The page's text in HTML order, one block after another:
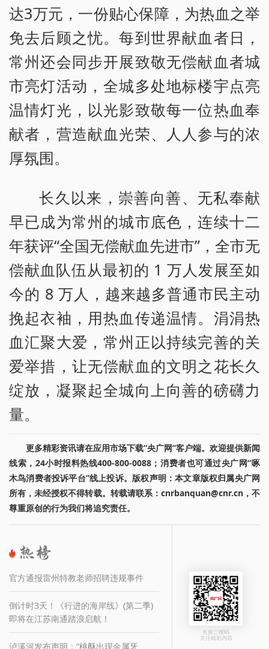
达3万元，一份贴心保障，为热血之举
免去后顾之忧。每到世界献血者日，
常州还会同步开展致敬无偿献血者城
市亮灯活动，全城多处地标楼宇点亮
温情灯光，以光影致敬每一位热血奉
献者，营造献血光荣、人人参与的浓
厚氛围。
长久以来，崇善向善、无私奉献
早已成为常州的城市底色，连续十二
年获评“全国无偿献血先进市”，全市无
偿献血队伍从最初的 1 万人发展至如
今的 8 万人，越来越多普通市民主动
挽起衣袖，用热血传递温情。涓涓热
血汇聚大爱，常州正以持续完善的关
爱举措，让无偿献血的文明之花长久
绽放，凝聚起全城向上向善的磅礴力
量。
更多精彩资讯请在应用市场下载“央广网”客户端。欢迎提供新闻
线索，24小时报料热线400-800-0088；消费者也可通过央广网“啄
木鸟消费者投诉平台”线上投诉。版权声明：本文章版权归属央广网
所有，未经授权不得转载。转载请联系：cnrbanquan@cnr.cn，不
尊重原创的行为我们将追究责任。
官方通报雷州特教老师招聘违规事件
倒计时3天！《行进的海岸线》(第二季)
即将在江苏南通踏浪启航！
泸溪河发布声明：“桃酥出现金属牙
长按二维码
关注精彩内容